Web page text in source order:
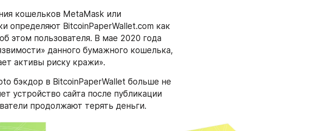
кошельков MetaMask или
определяют BitcoinPaperWallet.com как
этом пользователя. В мае 2020 года
данного бумажного кошелька,
активы риску кражи».
бэкдор в BitcoinPaperWallet больше не
устройство сайта после публикации
продолжают терять деньги.